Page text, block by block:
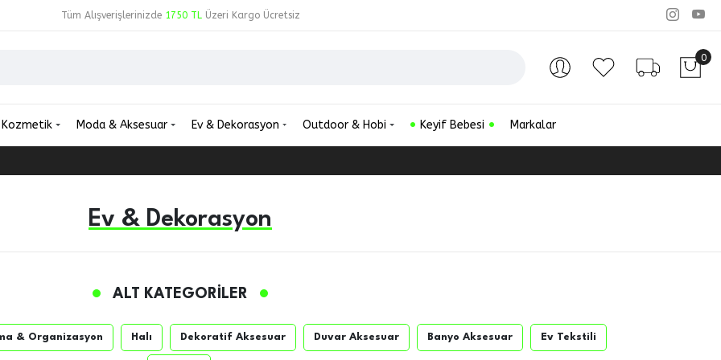
Tüm Alışverişlerinizde 1750 TLÜzeri Kargo Ücretsiz
Hesabım Favorilerim
Sipariş0
Kozmetik Moda & Aksesuar Ev & Dekorasyon Outdoor & Hobi Keyif Bebesi Markalar
Ev & Dekorasyon
ALT KATEGORILER
& Organizasyon Halı Dekoratif Aksesuar Duvar Aksesuar Banyo Aksesuar Ev Tekstili